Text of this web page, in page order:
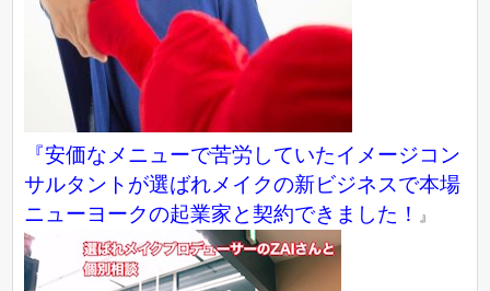
『安価なメニューで苦労していたイメージコン
サルタントが選ばれメイクの新ビジネスで本場
ニューヨークの起業家と契約できました！
』